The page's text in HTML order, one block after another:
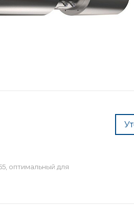
оптимальный для